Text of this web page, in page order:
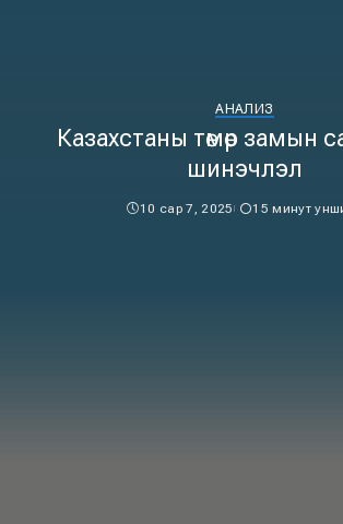
АНАЛИЗ
Казахстаны төмөр замын
шинэчлэл
10 сар 7, 2025 15 минут